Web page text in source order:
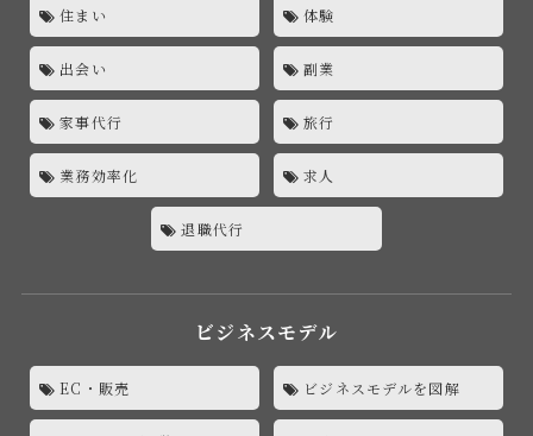
住まい 体験
出会い 副業
家事代行 旅行
業務効率化 求人
退職代行
ビジネスモデル
EC・販売 ビジネスモデルを図解